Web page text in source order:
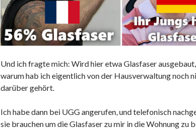
Und ich fragte mich: Wird hier etwa Glasfaser
warum hab ich eigentlich von der Hausverwaltung noch
darüber gehört.
Ich habe dann bei UGG angerufen, und telefonisch
sie brauchen um die Glasfaser zu mir in die Wohnung zu